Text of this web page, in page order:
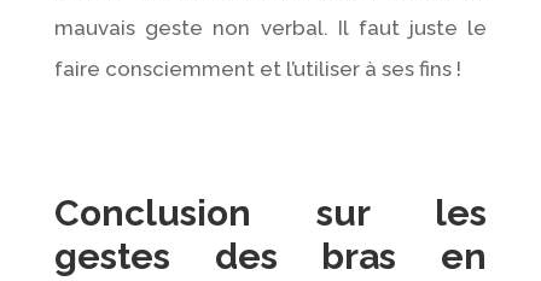
mauvais geste non verbal. Il faut juste le
faire consciemment et l’utiliser à ses fins !
Conclusion sur les
gestes des bras en